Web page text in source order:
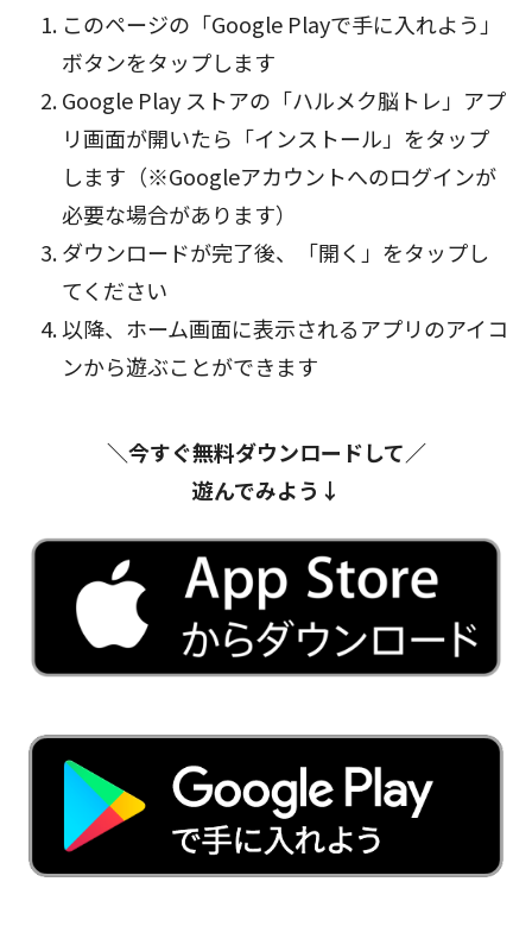
このページの「Google Playで手に入れよう」
ボタンをタップします
Google Play ストアの「ハルメク脳トレ」アプ
リ画面が開いたら「インストール」をタップ
します（※Googleアカウントへのログインが
必要な場合があります）
ダウンロードが完了後、「開く」をタップし
てください
以降、ホーム画面に表示されるアプリのアイコ
ンから遊ぶことができます
＼今すぐ無料ダウンロードして／
遊んでみよう↓